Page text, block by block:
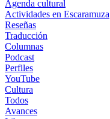
Agenda cultural
Actividades en Escaramuza
Reseñas
Traducción
Columnas
Podcast
Perfiles
YouTube
Cultura
Todos
Avances